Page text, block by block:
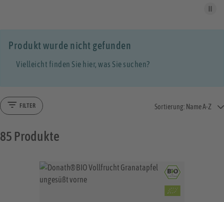
Produkt wurde nicht gefunden
Vielleicht finden Sie hier, was Sie suchen?
FILTER
85 Produkte
Sortierung: Name A-Z